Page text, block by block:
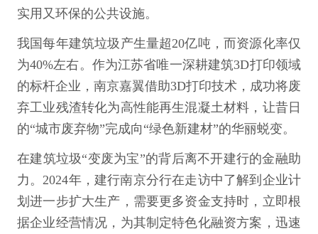
实用又环保的公共设施。
我国每年建筑垃圾产生量超20亿吨，而资源化率仅
为40%左右。作为江苏省唯一深耕建筑3D打印领域
的标杆企业，南京嘉翼借助3D打印技术，成功将废
弃工业残渣转化为高性能再生混凝土材料，让昔日
的“城市废弃物”完成向“绿色新建材”的华丽蜕变。
在建筑垃圾“变废为宝”的背后离不开建行的金融助
力。2024年，建行南京分行在走访中了解到企业计
划进一步扩大生产，需要更多资金支持时，立即根
据企业经营情况，为其制定特色化融资方案，迅速